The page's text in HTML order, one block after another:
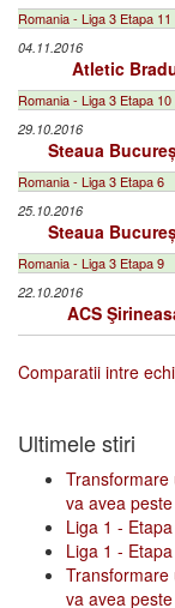
Romania - Liga 3 Etapa 11
04.11.2016
Atletic
Romania - Liga 3 Etapa 10
29.10.2016
Steaua
Romania - Liga 3 Etapa 6
25.10.2016
Steaua
Romania - Liga 3 Etapa 9
22.10.2016
ACS
Comparatii intre
Ultimele stiri
va avea
Liga 1 -
Liga 1 -
va avea